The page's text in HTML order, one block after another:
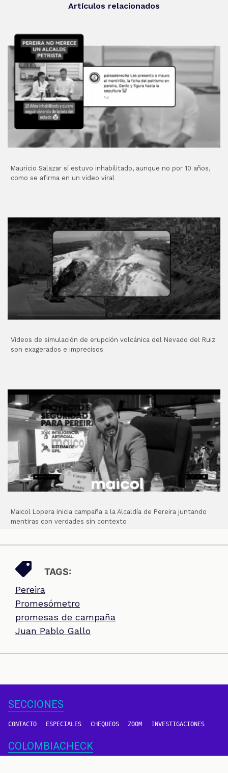
Artículos relacionados
Mauricio Salazar sí estuvo inhabilitado, aunque no por 10 años,
como se afirma en un video viral
Videos de simulación de erupción volcánica del Nevado del Ruiz
son exagerados e imprecisos
Maicol Lopera inicia campaña a la Alcaldía de Pereira juntando
mentiras con verdades sin contexto
TAGS:
Pereira
Promesómetro
promesas de campaña
Juan Pablo Gallo
SECCIONES
CONTACTO ESPECIALES CHEQUEOS ZOOM INVESTIGACIONES
COLOMBIACHECK